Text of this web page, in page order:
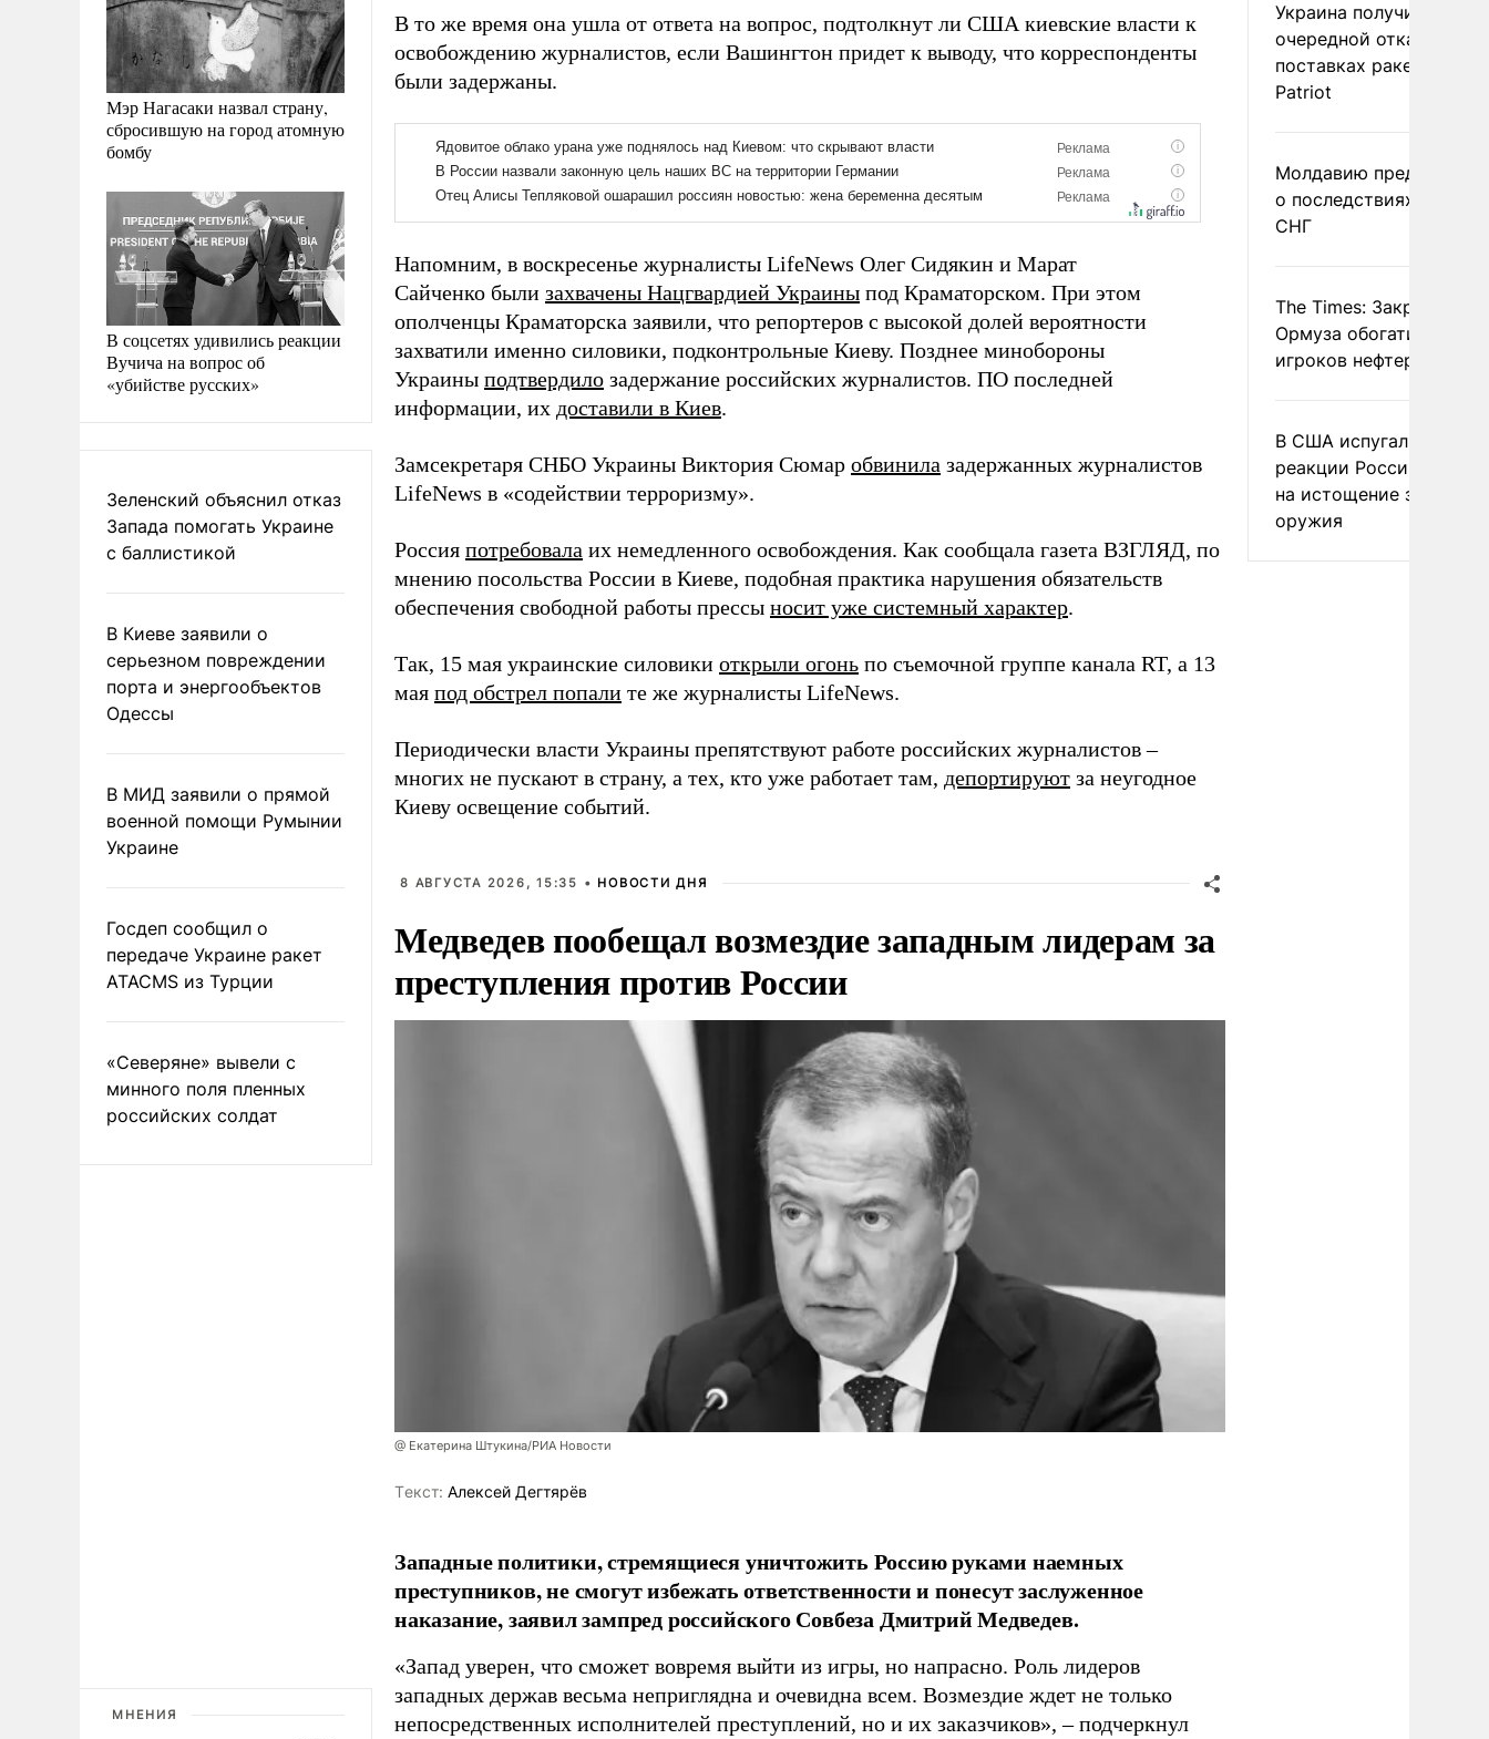
Мэр Нагасаки назвал страну,
сбросившую на город атомную
бомбу
В соцсетях удивились реакции
Вучича на вопрос об
«убийстве русских»
Зеленский объяснил отказ
Запада помогать Украине
с баллистикой
В Киеве заявили о
серьезном повреждении
порта и энергообъектов
Одессы
В МИД заявили о прямой
военной помощи Румынии
Украине
Госдеп сообщил о
передаче Украине ракет
ATACMS из Турции
«Северяне» вывели с
минного поля пленных
российских солдат
МНЕНИЯ
В то же время она ушла от ответа на вопрос, подтолкнут ли США киевские власти к
освобождению журналистов, если Вашингтон придет к выводу, что корреспонденты
были задержаны.
Напомним, в воскресенье журналисты LifeNews Олег Сидякин и Марат
Сайченко были захвачены Нацгвардией Украины под Краматорском. При этом
ополченцы Краматорска заявили, что репортеров с высокой долей вероятности
захватили именно силовики, подконтрольные Киеву. Позднее минобороны
Украины подтвердило задержание российских журналистов. ПО последней
информации, их доставили в Киев.
Замсекретаря СНБО Украины Виктория Сюмар обвинила задержанных журналистов
LifeNews в «содействии терроризму».
Россия потребовала их немедленного освобождения. Как сообщала газета ВЗГЛЯД, по
мнению посольства России в Киеве, подобная практика нарушения обязательств
обеспечения свободной работы прессы носит уже системный характер.
Так, 15 мая украинские силовики открыли огонь по съемочной группе канала RT, а 13
мая под обстрел попали те же журналисты LifeNews.
Периодически власти Украины препятствуют работе российских журналистов –
многих не пускают в страну, а тех, кто уже работает там, депортируют за неугодное
Киеву освещение событий.
8 АВГУСТА 2026, 15:35 • НОВОСТИ ДНЯ
Медведев пообещал возмездие западным лидерам за
преступления против России
@ Екатерина Штукина/РИА Новости
Tекст: Алексей Дегтярёв
Западные политики, стремящиеся уничтожить Россию руками наемных
преступников, не смогут избежать ответственности и понесут заслуженное
наказание, заявил зампред российского Совбеза Дмитрий Медведев.
«Запад уверен, что сможет вовремя выйти из игры, но напрасно. Роль лидеров
западных держав весьма неприглядна и очевидна всем. Возмездие ждет не только
непосредственных исполнителей преступлений, но и их заказчиков», – подчеркнул
Украина получила
очередной отказ в
поставках ракет для
Patriot
Молдавию
о последствиях выхода
СНГ
The Times: Закрытие
Ормуза обогатило
игроков нефтерынка
В США испугались
реакции России и
на истощение запасов
оружия